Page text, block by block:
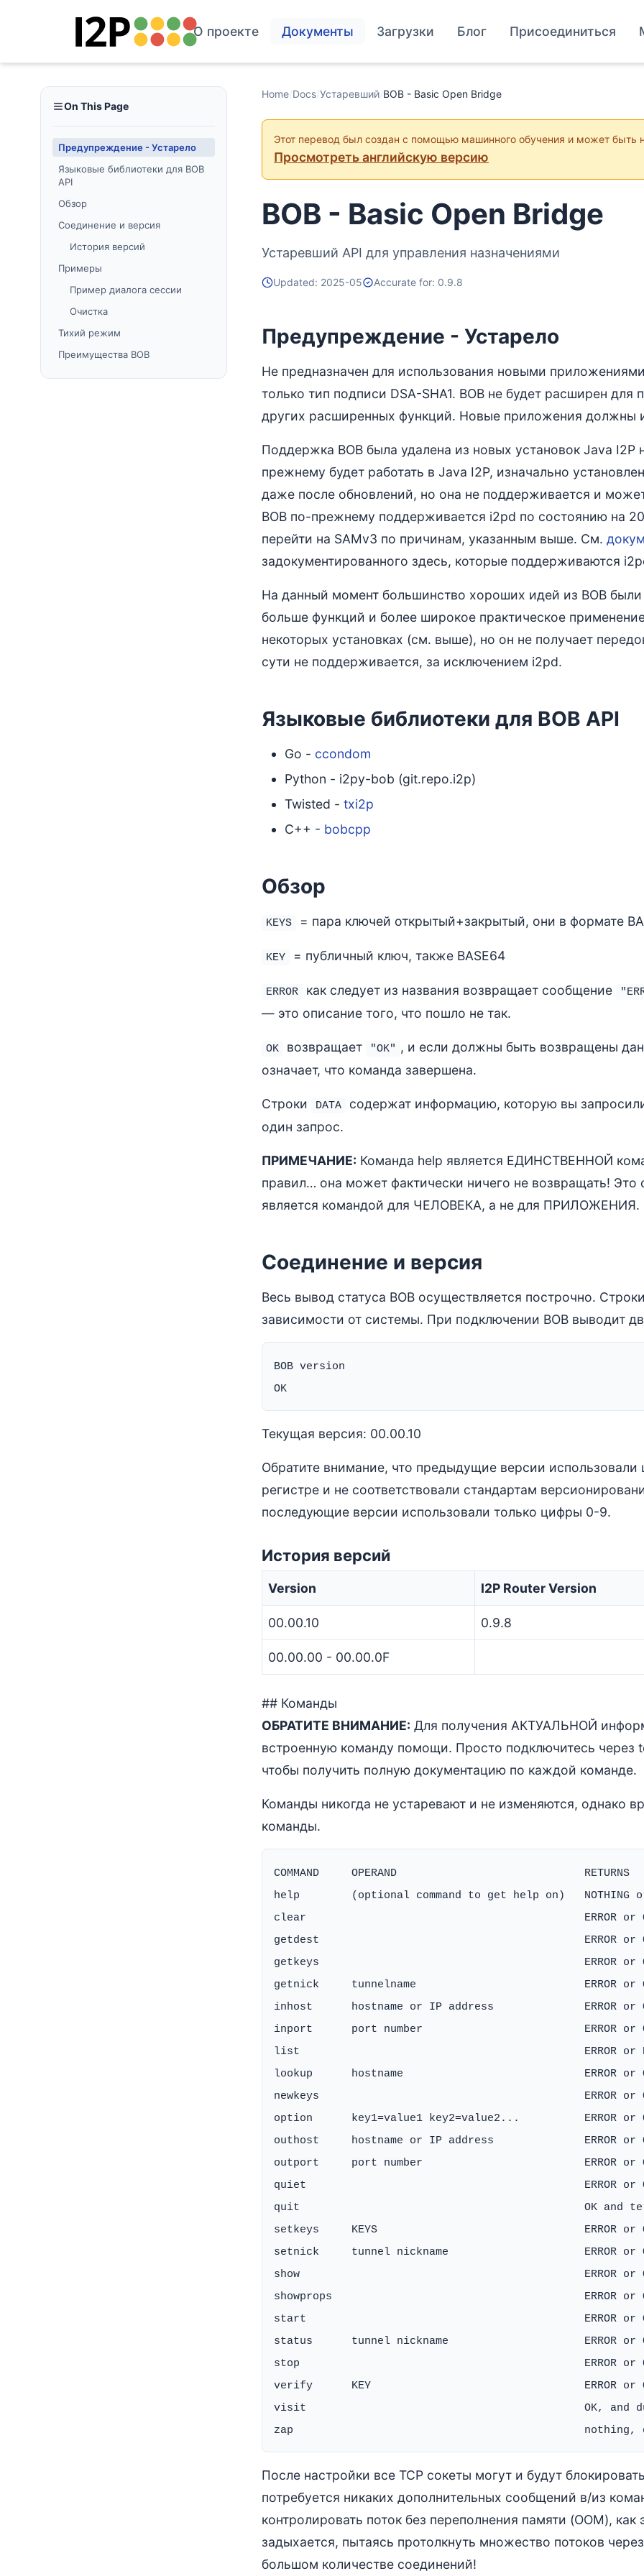
О проекте Документы Загрузки Блог Присоединиться
On This Page
Предупреждение - Устарело
Языковые библиотеки для BOB
API
Обзор
Соединение и версия
История версий
Примеры
Пример диалога сессии
Очистка
Тихий режим
Преимущества BOB
Home/Docs/Устаревший/BOB - Basic Open Bridge
Этот перевод был создан с помощью машинного обучения и может быть
Просмотреть английскую версию
BOB - Basic Open Bridge
Устаревший API для управления назначениями
Updated: 2025-05 Accurate for: 0.9.8
Предупреждение - Устарело
Не предназначен для использования новыми
только тип подписи DSA-SHA1. BOB не будет расширен
других расширенных функций. Новые приложения должны
Поддержка BOB была удалена из новых установок Java
прежнему будет работать в Java I2P, изначально
даже после обновлений, но она не поддерживается и
BOB по-прежнему поддерживается i2pd по состоянию на
перейти на SAMv3 по причинам, указанным выше. См.
задокументированного здесь, которые поддерживаются
На данный момент большинство хороших идей из BOB
больше функций и более широкое практическое
некоторых установках (см. выше), но он не получает
сути не поддерживается, за исключением i2pd.
Языковые библиотеки для BOB API
Go - ccondom
Python - i2py-bob (git.repo.i2p)
Twisted - txi2p
C++ - bobcpp
Обзор
KEYS = пара ключей открытый+закрытый, они в формате
KEY = публичный ключ, также BASE64
ERROR как следует из названия возвращает сообщение
— это описание того, что пошло не так.
OK возвращает "OK" , и если должны быть возвращены
означает, что команда завершена.
Строки DATA содержат информацию, которую вы
один запрос.
ПРИМЕЧАНИЕ: Команда help является ЕДИНСТВЕННОЙ
правил… она может фактически ничего не возвращать! Это
является командой для ЧЕЛОВЕКА, а не для ПРИЛОЖЕНИЯ.
Соединение и версия
Весь вывод статуса BOB осуществляется построчно.
зависимости от системы. При подключении BOB выводит
BOB version
Текущая версия: 00.00.10
Обратите внимание, что предыдущие версии
регистре и не соответствовали стандартам
последующие версии использовали только цифры 0-9.
История версий
Version I2P Router Version
00.00.10 0.9.8
00.00.00 - 00.00.0F
## Команды
ОБРАТИТЕ ВНИМАНИЕ: Для получения АКТУАЛЬНОЙ
встроенную команду помощи. Просто подключитесь через
чтобы получить полную документацию по каждой команде.
Команды никогда не устаревают и не изменяются, однако
команды.
COMMAND     OPERAND                             RETURNS
help        (optional command to get help on)   NOTHING
clear                                           ERROR or
getdest                                         ERROR or OK
getkeys                                         ERROR or OK
getnick     tunnelname                          ERROR or
inhost      hostname or IP address              ERROR or
inport      port number                         ERROR or
list                                            ERROR or
lookup      hostname                            ERROR or
newkeys                                         ERROR or OK
option      key1=value1 key2=value2...          ERROR or
outhost     hostname or IP address              ERROR or
outport     port number                         ERROR or
quiet                                           ERROR or
quit                                            OK and
setkeys     KEYS                                ERROR or OK
setnick     tunnel nickname                     ERROR or
show                                            ERROR or OK
showprops                                       ERROR or
start                                           ERROR or
status      tunnel nickname                     ERROR or
stop                                            ERROR or
verify      KEY                                 ERROR or
visit                                           OK, and dumps
После настройки все TCP сокеты могут и будут
потребуется никаких дополнительных сообщений в/из
контролировать поток без переполнения памяти (OOM), как
задыхается, пытаясь протолкнуть множество потоков
большом количестве соединений!